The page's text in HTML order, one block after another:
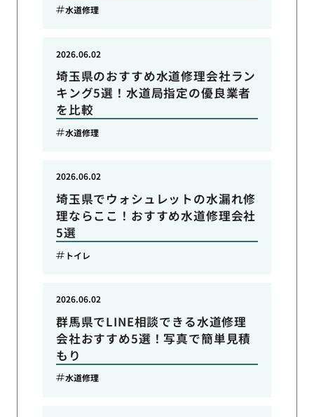
水道修理
埼玉県のおすすめ水道修理会社ラン
キング5選！水道局指定の優良業者
を比較
2026.06.02
水道修理
埼玉県でウォシュレットの水漏れ修
理ならここ！おすすめ水道修理会社
5選
2026.06.02
トイレ
群馬県でLINE相談できる水道修理
会社おすすめ5選！写真で簡単見積
もり
2026.06.02
水道修理